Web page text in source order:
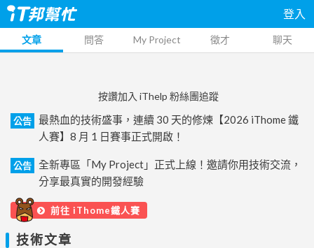
登入
文章 問答 My Project 徵才 聊天
按讚加入 iThelp 粉絲團追蹤
公告
最熱血的技術盛事，連續 30 天的修煉【2026 iThome 鐵
人賽】8 月 1 日賽事正式開啟！
公告
全新專區「My Project」正式上線！邀請你用技術交流，
分享最真實的開發經驗
前往 iThome鐵人賽
技術文章